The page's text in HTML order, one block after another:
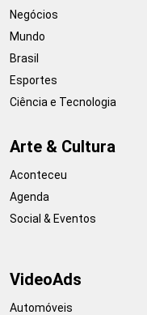
Negócios
Mundo
Brasil
Esportes
Ciência e Tecnologia
Arte & Cultura
Aconteceu
Agenda
Social & Eventos
VideoAds
Automóveis